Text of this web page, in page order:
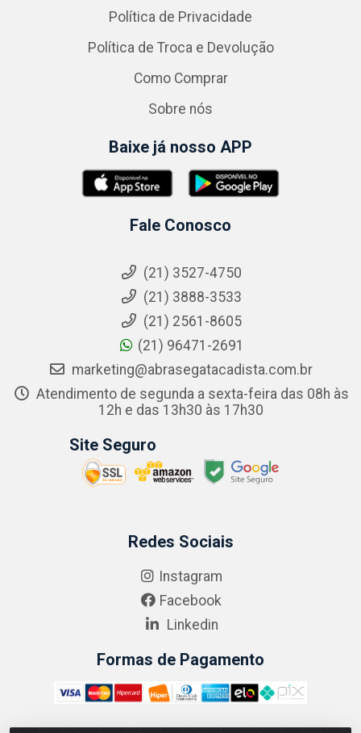
Política de Privacidade
Política de Troca e Devolução
Como Comprar
Sobre nós
Baixe já nosso APP
Fale Conosco
(21) 3527-4750
(21) 3888-3533
(21) 2561-8605
(21) 96471-2691
marketing@abrasegatacadista.com.br
Atendimento de segunda a sexta-feira das 08h às
12h e das 13h30 às 17h30
Site Seguro
Redes Sociais
Instagram
Facebook
Linkedin
Formas de Pagamento